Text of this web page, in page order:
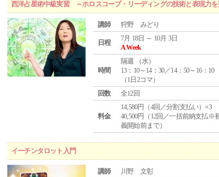
西洋占星術中級実習 ～ホロスコープ・リーディングの技術と表現力
講師 狩野 みどり
日程
7月 18日 ～ 10月 3日
A Week
時間
隔週 （水）
13：10～14：30／14：50～16：10
（1日2コマ）
回数
全12回
料金
14,580円（4回／分割支払い）×3
40,500円（12回／一括前納支払※
義開始前まで）
イーチンタロット入門
講師 川野 文彰